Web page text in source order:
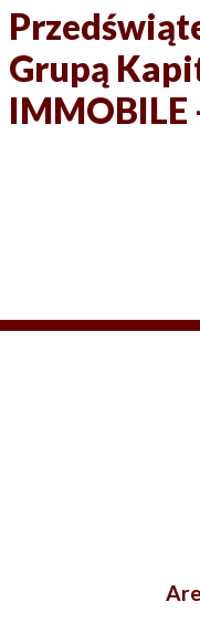
Grupą
IMMOBILE